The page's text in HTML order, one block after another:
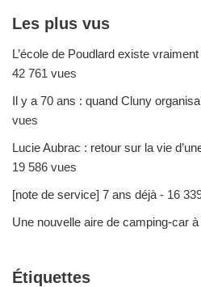
Les plus vus
L’école de Poudlard existe
42 761 vues
Il y a 70 ans : quand Cluny
vues
Lucie Aubrac : retour sur la vie
19 586 vues
[note de service] 7 ans déjà - 16
Une nouvelle aire de camping-car
Étiquettes